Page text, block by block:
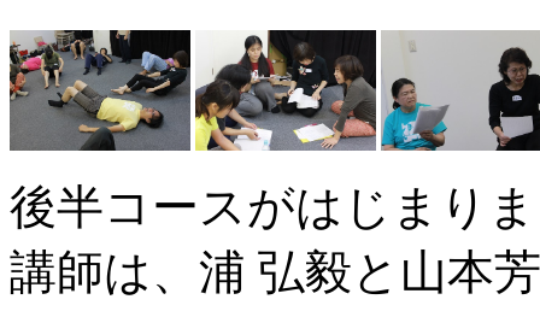
後半コースがはじまり
講師は、浦 弘毅と山本